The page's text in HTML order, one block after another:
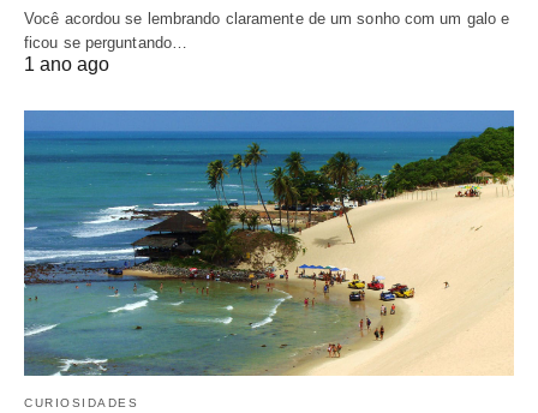
Você acordou se lembrando claramente de um sonho com um galo e
ficou se perguntando…
1 ano ago
CURIOSIDADES